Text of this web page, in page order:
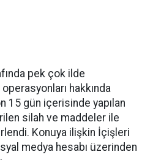
pek çok ilde
hakkında
15 gün içerisinde yapılan
silah ve maddeler ile
Konuya ilişkin İçişleri
medya hesabı üzerinden